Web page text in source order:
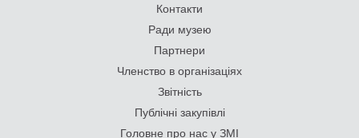
Контакти
Ради музею
Партнери
Членство в організаціях
Звітність
Публічні закупівлі
Головне про нас у ЗМІ